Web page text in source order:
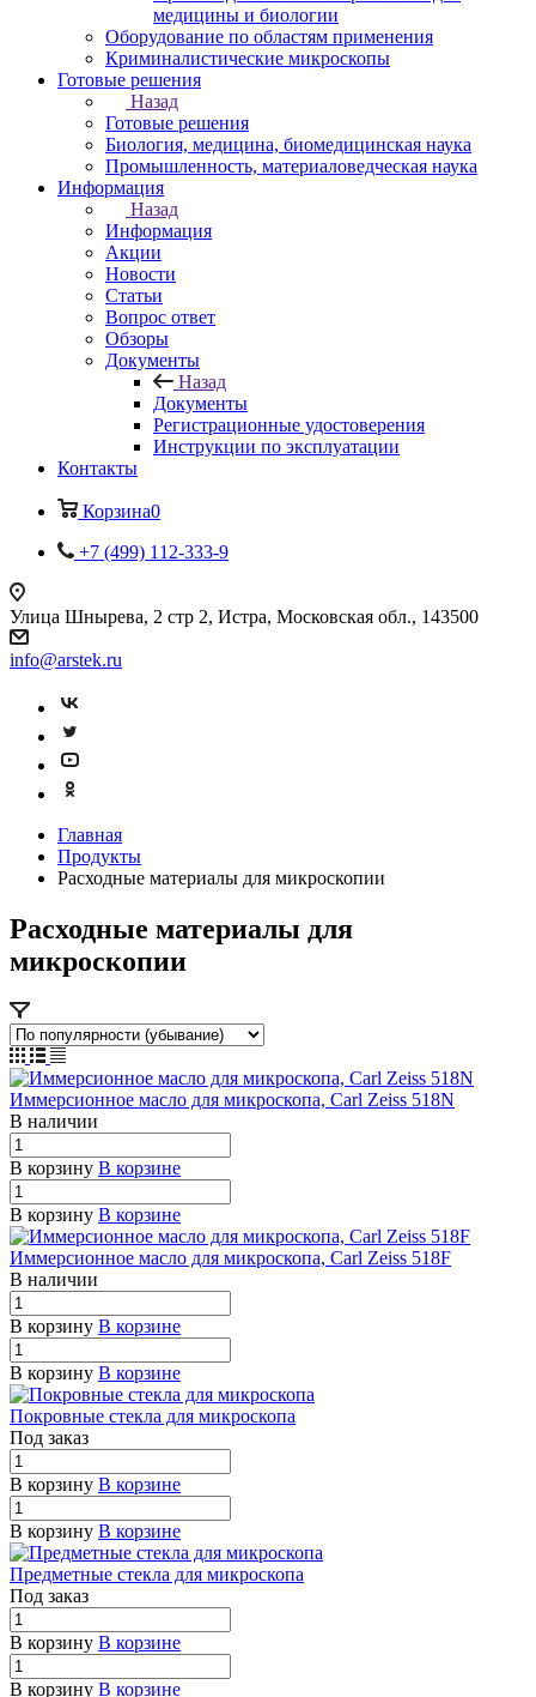
медицины и биологии
Оборудование по областям применения
Криминалистические микроскопы
Готовые решения
Назад
Готовые решения
Биология, медицина, биомедицинская наука
Промышленность, материаловедческая наука
Информация
Назад
Информация
Акции
Новости
Статьи
Вопрос ответ
Обзоры
Документы
Назад
Документы
Регистрационные удостоверения
Инструкции по эксплуатации
Контакты
Корзина0
+7 (499) 112-333-9
Улица Шнырева, 2 стр 2, Истра, Московская обл., 143500
info@arstek.ru
Главная
Продукты
Расходные материалы для микроскопии
Расходные материалы для
микроскопии
Иммерсионное масло для микроскопа, Carl Zeiss 518N
В наличии
В корзину В корзине
В корзину В корзине
Иммерсионное масло для микроскопа, Carl Zeiss 518F
В наличии
В корзину В корзине
В корзину В корзине
Покровные стекла для микроскопа
Под заказ
В корзину В корзине
В корзину В корзине
Предметные стекла для микроскопа
Под заказ
В корзину В корзине
В корзину В корзине